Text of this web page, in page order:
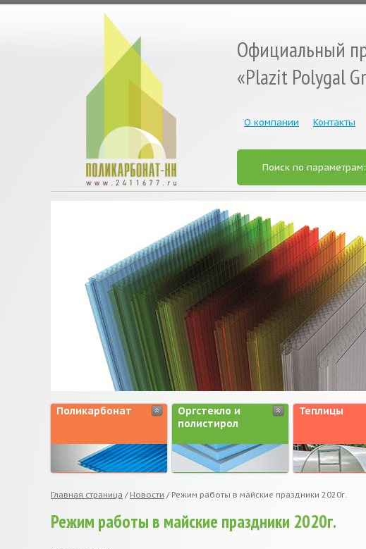
Официальный
«Plazit Polygal
О компании Контакты
Поиск по параметрам:
Поликарбонат
Оргстекло и
полистирол
Теплицы
Главная страница / Новости / Режим работы в майские праздники 2020г.
Режим работы в майские праздники 2020г.